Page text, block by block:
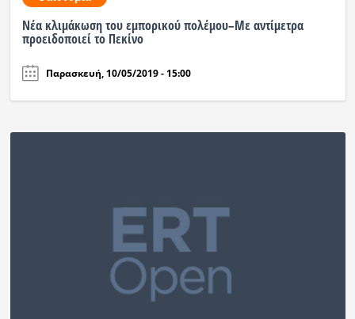
Νέα κλιμάκωση του εμπορικού πολέμου–Με αντίμετρα
προειδοποιεί το Πεκίνο
Παρασκευή, 10/05/2019 - 15:00